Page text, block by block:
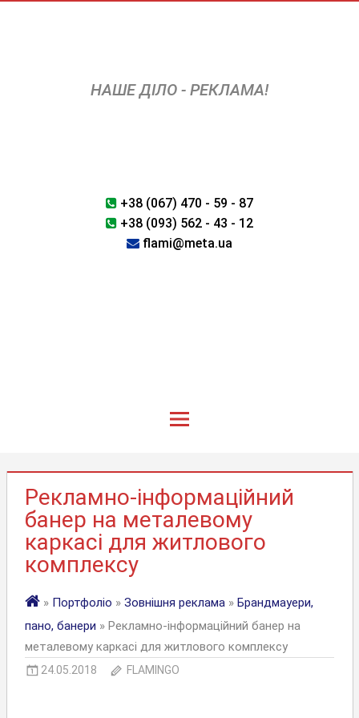
НАШЕ ДІЛО - РЕКЛАМА!
+38 (067) 470 - 59 - 87
+38 (093) 562 - 43 - 12
flami@meta.ua
Рекламно-інформаційний
банер на металевому
каркасі для житлового
комплексу
» Портфоліо » Зовнішня реклама » Брандмауери,
пано, банери » Рекламно-інформаційний банер на
металевому каркасі для житлового комплексу
24.05.2018 FLAMINGO